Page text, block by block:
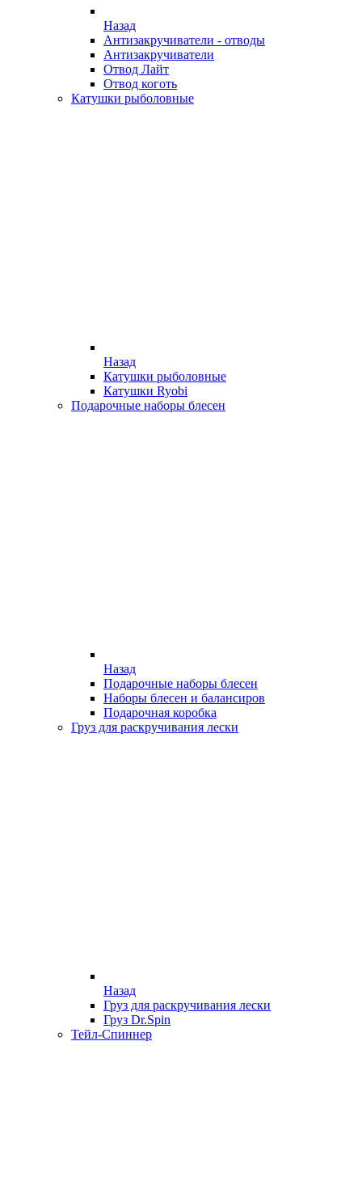
Назад
Антизакручиватели - отводы
Антизакручиватели
Отвод Лайт
Отвод коготь
Катушки рыболовные
Назад
Катушки рыболовные
Катушки Ryobi
Подарочные наборы блесен
Назад
Подарочные наборы блесен
Наборы блесен и балансиров
Подарочная коробка
Груз для раскручивания лески
Назад
Груз для раскручивания лески
Груз Dr.Spin
Тейл-Спиннер